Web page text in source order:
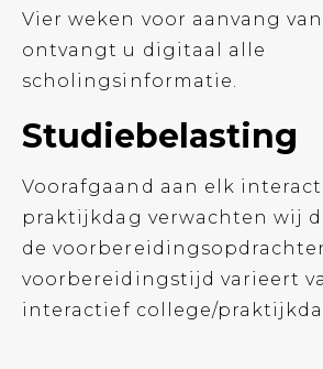
Vier weken voor aanvang
ontvangt u digitaal alle
scholingsinformatie.
Studiebelasting
Voorafgaand aan elk
praktijkdag verwachten wij
de
voorbereidingstijd varieert
interactief college/